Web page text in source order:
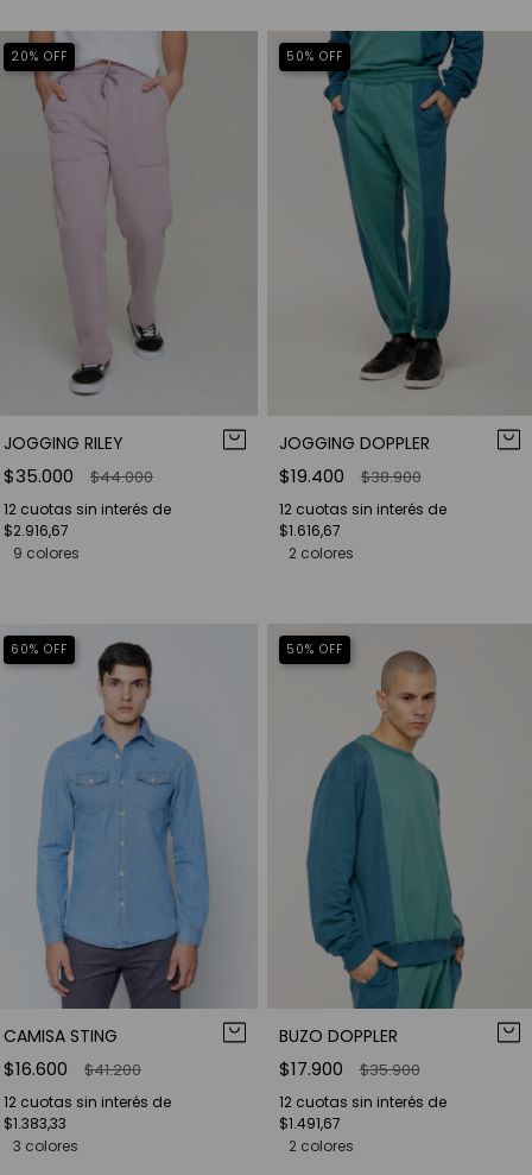
20% OFF
JOGGING RILEY
$35.000 $44.000
12 cuotas sin interés de
$2.916,67
9 colores
50% OFF
JOGGING DOPPLER
$19.400 $38.900
12 cuotas sin interés de
$1.616,67
2 colores
60% OFF
CAMISA STING
$16.600 $41.200
12 cuotas sin interés de
$1.383,33
3 colores
50% OFF
BUZO DOPPLER
$17.900 $35.900
12 cuotas sin interés de
$1.491,67
2 colores